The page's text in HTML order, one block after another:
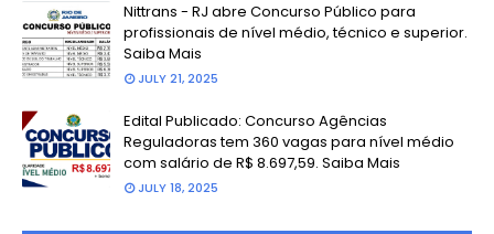
Nittrans - RJ abre Concurso Público para
profissionais de nível médio, técnico e superior.
Saiba Mais
JULY 21, 2025
Edital Publicado: Concurso Agências
Reguladoras tem 360 vagas para nível médio
com salário de R$ 8.697,59. Saiba Mais
JULY 18, 2025